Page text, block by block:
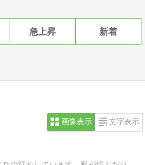
急上昇 新着
画像表示 文字表示